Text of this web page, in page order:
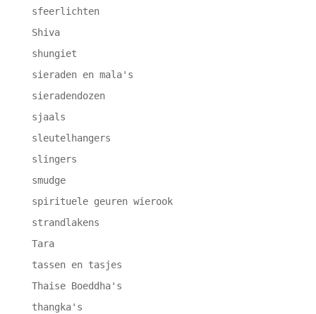
sfeerlichten
Shiva
shungiet
sieraden en mala's
sieradendozen
sjaals
sleutelhangers
slingers
smudge
spirituele geuren wierook
strandlakens
Tara
tassen en tasjes
Thaise Boeddha's
thangka's